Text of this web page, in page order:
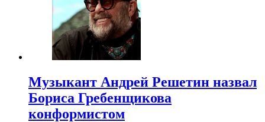
Музыкант Андрей Решетин назвал
Бориса Гребенщикова
конформистом